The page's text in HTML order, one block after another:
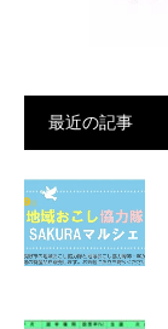
最近の記事